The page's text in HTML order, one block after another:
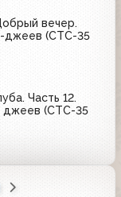
вечер.
джеев (СТС-35
Часть 12.
джеев (СТС-35